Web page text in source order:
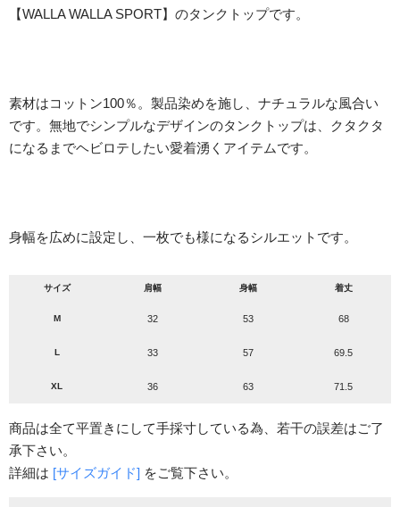
【WALLA WALLA SPORT】のタンクトップです。
素材はコットン100％。製品染めを施し、ナチュラルな風合い
です。無地でシンプルなデザインのタンクトップは、クタクタ
になるまでヘビロテしたい愛着湧くアイテムです。
身幅を広めに設定し、一枚でも様になるシルエットです。
サイズ 肩幅 身幅 着丈
M 32 53 68
L 33 57 69.5
XL 36 63 71.5
商品は全て平置きにして手採寸している為、若干の誤差はご了
承下さい。
詳細は [サイズガイド] をご覧下さい。